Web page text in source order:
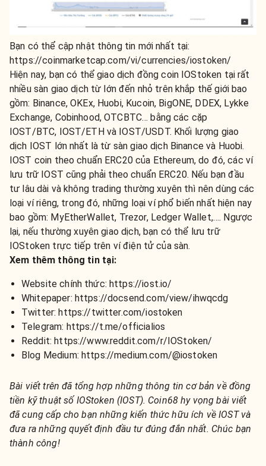
Bạn có thể cập nhật thông tin mới nhất tại:
https://coinmarketcap.com/vi/currencies/iostoken/
Hiện nay, bạn có thể giao dịch đồng coin IOStoken tại rất
nhiều sàn giao dịch từ lớn đến nhỏ trên khắp thế giới bao
gồm: Binance, OKEx, Huobi, Kucoin, BigONE, DDEX, Lykke
Exchange, Cobinhood, OTCBTC… bằng các cặp
IOST/BTC, IOST/ETH và IOST/USDT. Khối lượng giao
dịch IOST lớn nhất là từ sàn giao dịch Binance và Huobi.
IOST coin theo chuẩn ERC20 của Ethereum, do đó, các ví
lưu trữ IOST cũng phải theo chuẩn ERC20. Nếu bạn đầu
tư lâu dài và không trading thường xuyên thì nên dùng các
loại ví riêng, trong đó, những loại ví phổ biến nhất hiện nay
bao gồm: MyEtherWallet, Trezor, Ledger Wallet,…. Ngược
lại, nếu thường xuyên giao dịch, bạn có thể lưu trữ
IOStoken trực tiếp trên ví điện tử của sàn.
Xem thêm thông tin tại:
Website chính thức: https://iost.io/
Whitepaper: https://docsend.com/view/ihwqcdg
Twitter: https://twitter.com/iostoken
Telegram: https://t.me/officialios
Reddit: https://www.reddit.com/r/IOStoken/
Blog Medium: https://medium.com/@iostoken
Bài viết trên đã tổng hợp những thông tin cơ bản về đồng
tiền kỹ thuật số IOStoken (IOST). Coin68hy vọng bài viết
đã cung cấp cho bạnnhữngkiến thức hữu ích về IOST và
đưa ra những quyết định đầu tư đúng đắn nhất. Chúc bạn
thành công!